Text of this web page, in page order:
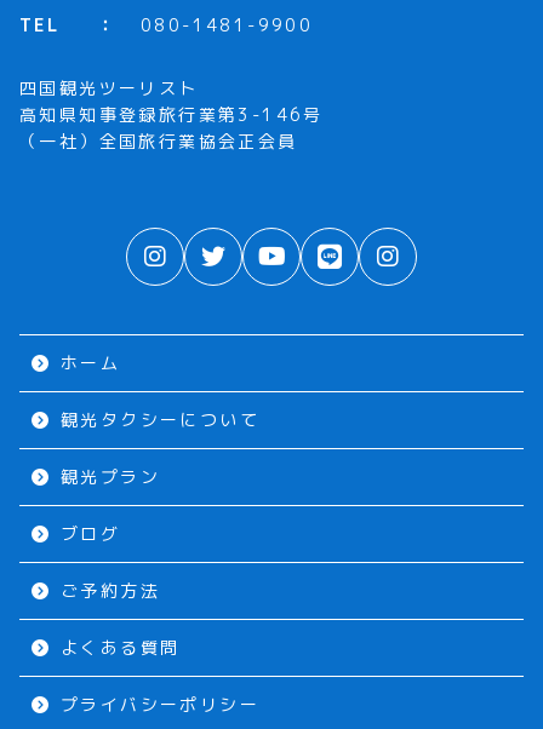
TEL
080-1481-9900
四国観光ツーリスト
高知県知事登録旅行業第3-146号
（一社）全国旅行業協会正会員
ホーム
観光タクシーについて
観光プラン
ブログ
ご予約方法
よくある質問
プライバシーポリシー